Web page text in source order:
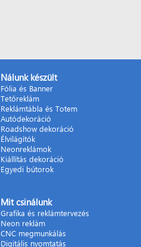
Nálunk készült
Fólia és Banner
Tetőreklám
Reklámtábla és Totem
Autódekoráció
Roadshow dekoráció
Élvilágítók
Neonreklámok
Kiállítás dekoráció
Egyedi bútorok
Mit csinálunk
Grafika és reklámtervezés
Neon reklám
CNC megmunkálás
Digitális nyomtatás